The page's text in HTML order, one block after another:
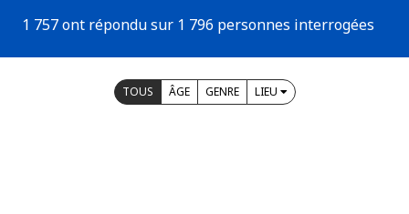
1 757 ont répondu sur 1 796 personnes interrogées
TOUS ÂGE GENRE LIEU